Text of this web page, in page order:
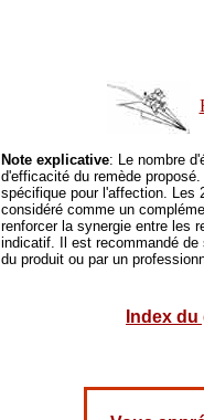
Note explicative: Le nombre
d'efficacité du remède
spécifique pour l'affection. Les
considéré comme un
renforcer la synergie entre les
indicatif. Il est recommandé de
du produit ou par un
Index